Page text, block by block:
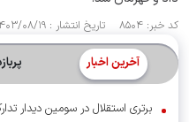
کد خبر: ۸۵۰۴ تاریخ انتشار : ۱۴۰۳/۰۸/۱۹
آخرین اخبار
برتری استقلال در سومین دیدار